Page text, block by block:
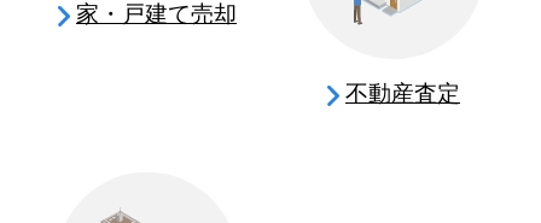
家・戸建て売却
不動産査定